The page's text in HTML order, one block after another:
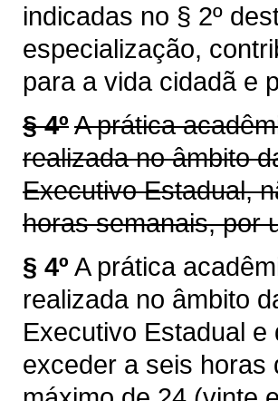
indicadas no § 2º
especialização,
para a vida cidadã e
§ 4ºA prática
realizada no âmbito
Executivo Estadual,
horas semanais, por
§ 4º A prática
realizada no âmbito
Executivo Estadual
exceder a seis horas